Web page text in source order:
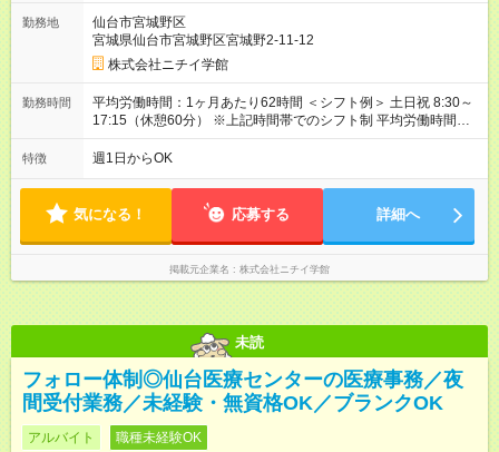
勤務地
仙台市宮城野区
宮城県仙台市宮城野区宮城野2-11-12
株式会社ニチイ学館
勤務時間
平均労働時間：1ヶ月あたり62時間 ＜シフト例＞ 土日祝 8:30～
17:15（休憩60分） ※上記時間帯でのシフト制 平均労働時間：1
ヶ月あたり62時間 ＜シフト例＞ 土日祝 8:30～17:15（休憩60
分） ※上記時間帯でのシフト制
特徴 週1日からOK
気になる！ 応募する 詳細へ
掲載元企業名 株式会社ニチイ学館
未読
フォロー体制◎仙台医療センターの医療事務／夜
間受付業務／未経験・無資格OK／ブランクOK
アルバイト 職種未経験OK